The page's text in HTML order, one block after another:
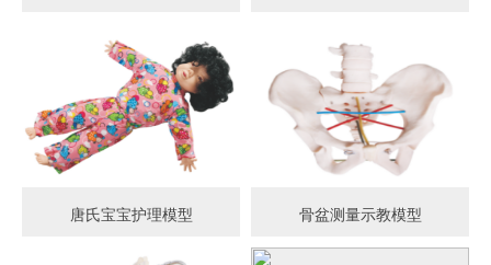
唐氏宝宝护理模型 骨盆测量示教模型